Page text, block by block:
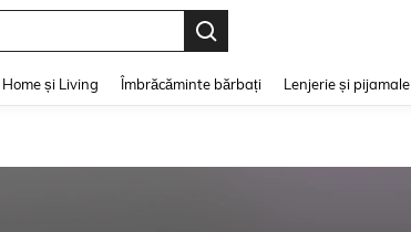
Home și Living Îmbrăcăminte bărbați Lenjerie și pijamale